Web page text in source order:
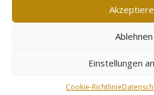
Ablehnen
Einstellungen
Cookie-Richtlinie
Unternehmen und Events,
Sicherheitslösungen
Händler: Durch
mehr Kundenkontakte. Der